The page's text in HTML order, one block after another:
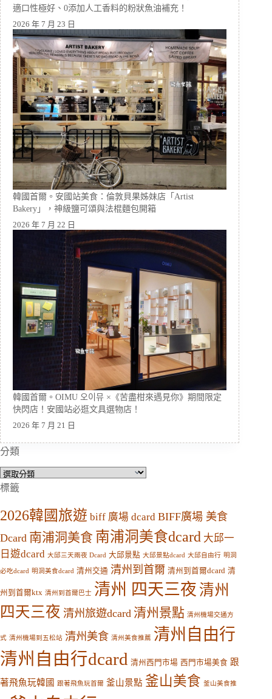
適口性極好、0添加人工香料的粉狀魚油補充！
2026 年 7 月 23 日
韓國首爾。安國站美食：倫敦貝果姊妹店「Artist
Bakery」，神級鹽可頌與法棍麵包開箱
2026 年 7 月 22 日
韓國首爾。OIMU 오이뮤 ×《苦盡柑來遇見你》期間限定
快閃店！安國站必逛文具選物店！
2026 年 7 月 21 日
分類
分
類
標籤
2026韓國旅遊 biff 廣場 dcard BIFF廣場 美食
Dcard 南浦洞美食 南浦洞美食dcard 大邱一
日遊dcard 大邱三天兩夜 Dcard 大邱景點 大邱景點dcard 大邱自由行 明洞
必吃dcard 明洞美食dcard 清州交通 清州到首爾 清州到首爾dcard 清
州到首爾ktx 清州到首爾巴士 清州 四天三夜 清州
四天三夜 清州旅遊dcard 清州景點 清州機場交通方
式 清州機場到五松站 清州美食 清州美食推薦 清州自由行
清州自由行dcard 清州西門市場 西門市場美食 跟
著飛魚玩韓國 跟著飛魚玩首爾 釜山景點 釜山美食 釜山美食推